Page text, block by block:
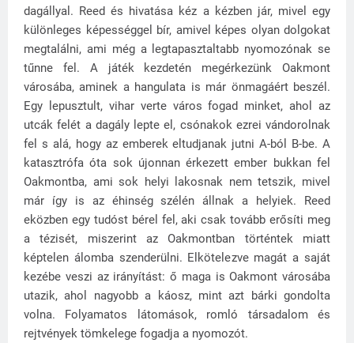
dagállyal. Reed és hivatása kéz a kézben jár, mivel egy
különleges képességgel bír, amivel képes olyan dolgokat
megtalálni, ami még a legtapasztaltabb nyomozónak se
tűnne fel. A játék kezdetén megérkezünk Oakmont
városába, aminek a hangulata is már önmagáért beszél.
Egy lepusztult, vihar verte város fogad minket, ahol az
utcák felét a dagály lepte el, csónakok ezrei vándorolnak
fel s alá, hogy az emberek eltudjanak jutni A-ból B-be. A
katasztrófa óta sok újonnan érkezett ember bukkan fel
Oakmontba, ami sok helyi lakosnak nem tetszik, mivel
már így is az éhinség szélén állnak a helyiek. Reed
eközben egy tudóst bérel fel, aki csak tovább erősíti meg
a tézisét, miszerint az Oakmontban történtek miatt
képtelen álomba szenderülni. Elkötelezve magát a saját
kezébe veszi az irányítást: ő maga is Oakmont városába
utazik, ahol nagyobb a káosz, mint azt bárki gondolta
volna. Folyamatos látomások, romló társadalom és
rejtvények tömkelege fogadja a nyomozót.